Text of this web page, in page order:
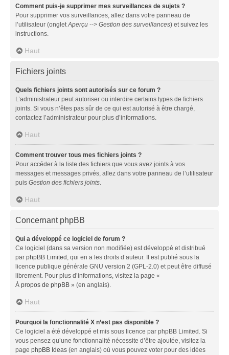
Comment puis-je supprimer mes surveillances de sujets ?
Pour supprimer vos surveillances, allez dans votre panneau de
l’utilisateur (ongletAperçu --> Gestion des surveillances) et suivez les
instructions.
Haut
Fichiers joints
Quels fichiers joints sont autorisés sur ce forum ?
L’administrateur peut autoriser ou interdire certains types de fichiers
joints. Si vous n’êtes pas sûr de ce qui est autorisé à être chargé,
contactez l’administrateur pour plus d’informations.
Haut
Comment trouver tous mes fichiers joints ?
Pour accéder à la liste des fichiers que vous avez joints à vos
messages et messages privés, allez dans votre panneau de l’utilisateur
puis Gestion des fichiers joints.
Haut
Concernant phpBB
Qui a développé ce logiciel de forum ?
Ce logiciel (dans sa version non modifiée) est développé et distribué
par phpBB Limited, qui en a les droits d’auteur. Il est publié sous la
licence publique générale GNU version 2 (GPL-2.0) et peut être diffusé
librement. Pour plus d’informations, visitez la page «
À propos de phpBB » (en anglais).
Haut
Pourquoi la fonctionnalité X n’est pas disponible ?
Ce logiciel a été développé et mis sous licence par phpBB Limited. Si
vous pensez qu’une fonctionnalité nécessite d’être ajoutée, visitez la
page phpBB Ideas (en anglais) où vous pouvez voter pour des idées